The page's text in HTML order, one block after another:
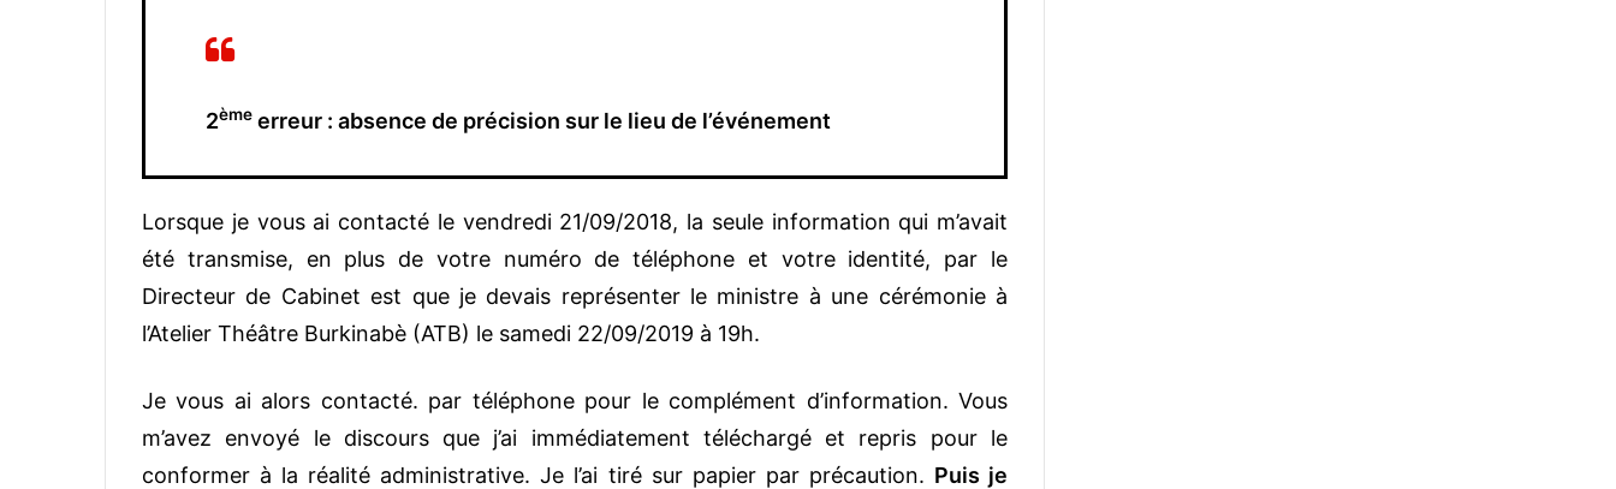
2ème erreur : absence de précision sur le lieu de l’événement
Lorsque je vous ai contacté le vendredi 21/09/2018, la seule information qui m’avait
été transmise, en plus de votre numéro de téléphone et votre identité, par le
Directeur de Cabinet est que je devais représenter le ministre à une cérémonie à
l’Atelier Théâtre Burkinabè (ATB) le samedi 22/09/2019 à 19h.
Je vous ai alors contacté. par téléphone pour le complément d’information. Vous
m’avez envoyé le discours que j’ai immédiatement téléchargé et repris pour le
conformer à la réalité administrative. Je l’ai tiré sur papier par précaution. Puis je